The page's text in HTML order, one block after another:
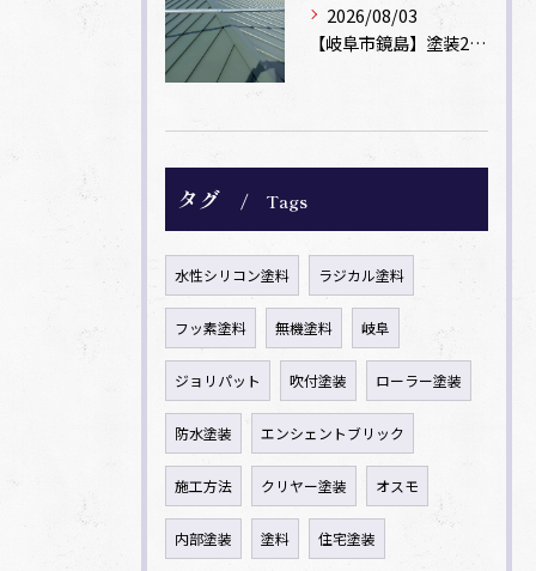
2026/08/03
【岐阜市鏡島】塗装2回のカラーベスト屋根をカバー工法でガルバリウム鋼板に改修！
タグ Tags
水性シリコン塗料 ラジカル塗料
フッ素塗料 無機塗料 岐阜
ジョリパット 吹付塗装 ローラー塗装
防水塗装 エンシェントブリック
施工方法 クリヤー塗装 オスモ
内部塗装 塗料 住宅塗装